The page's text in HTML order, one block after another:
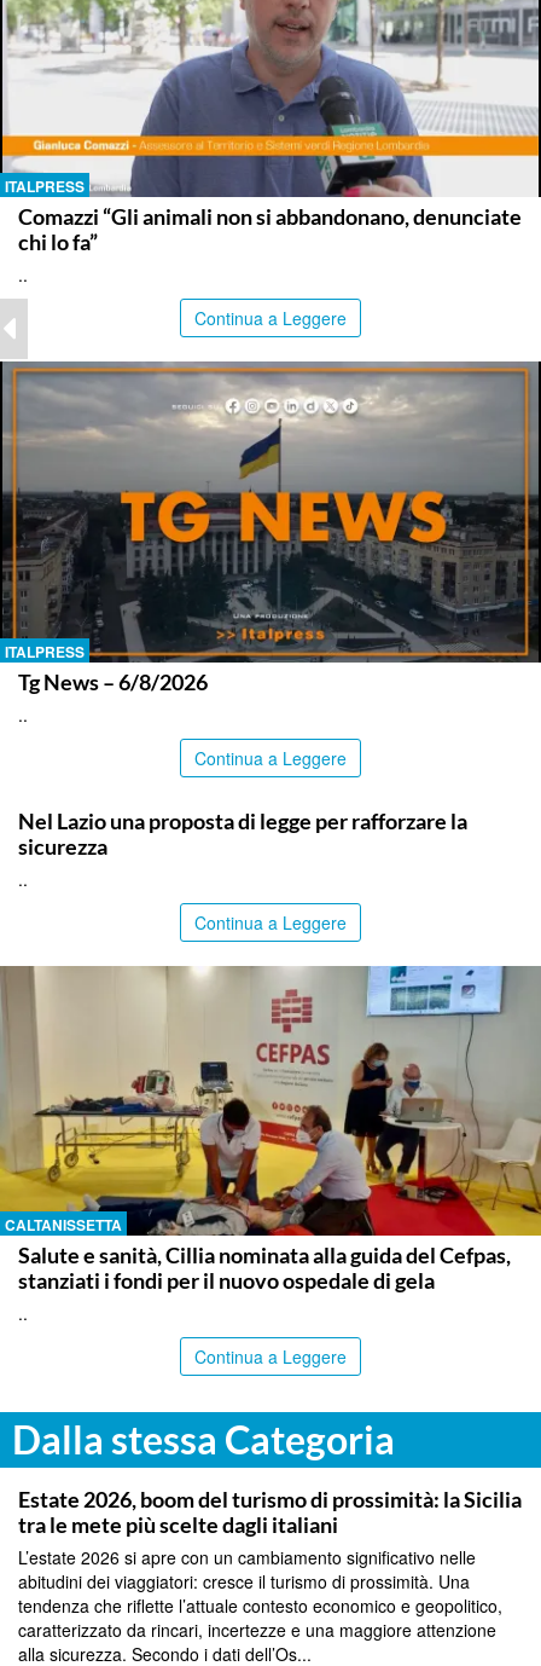
ITALPRESS
Comazzi “Gli animali non si abbandonano, denunciate
chi lo fa”
..
Continua a Leggere
ITALPRESS
Tg News – 6/8/2026
..
Continua a Leggere
Nel Lazio una proposta di legge per rafforzare la
sicurezza
..
Continua a Leggere
CALTANISSETTA
Salute e sanità, Cillia nominata alla guida del Cefpas,
stanziati i fondi per il nuovo ospedale di gela
..
Continua a Leggere
Dalla stessa Categoria
PALERMO
Estate 2026, boom del turismo di prossimità: la Sicilia
tra le mete più scelte dagli italiani
L’estate 2026 si apre con un cambiamento significativo nelle
abitudini dei viaggiatori: cresce il turismo di prossimità. Una
tendenza che riflette l’attuale contesto economico e geopolitico,
caratterizzato da rincari, incertezze e una maggiore attenzione
alla sicurezza. Secondo i dati dell’Os...